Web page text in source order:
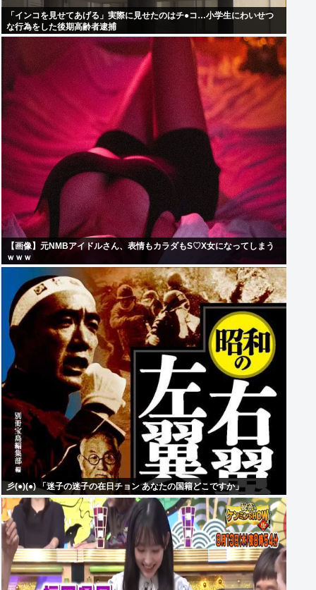
「インコを見せてあげる」実際に見せたのはチ●コ…小学生にわいせつ
な行為をした後期高齢者逮捕
【画像】元NMBアイドルさん、表情もカラダもS♡X女になってしまう
ｗｗｗ
彡(●)(●) 「迷子の迷子の在日チョン あなたの国籍どこですか」